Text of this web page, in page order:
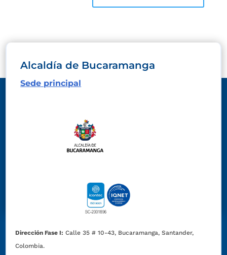
Alcaldía de Bucaramanga
Sede principal
Dirección Fase I: Calle 35 # 10-43, Bucaramanga, Santander,
Colombia.